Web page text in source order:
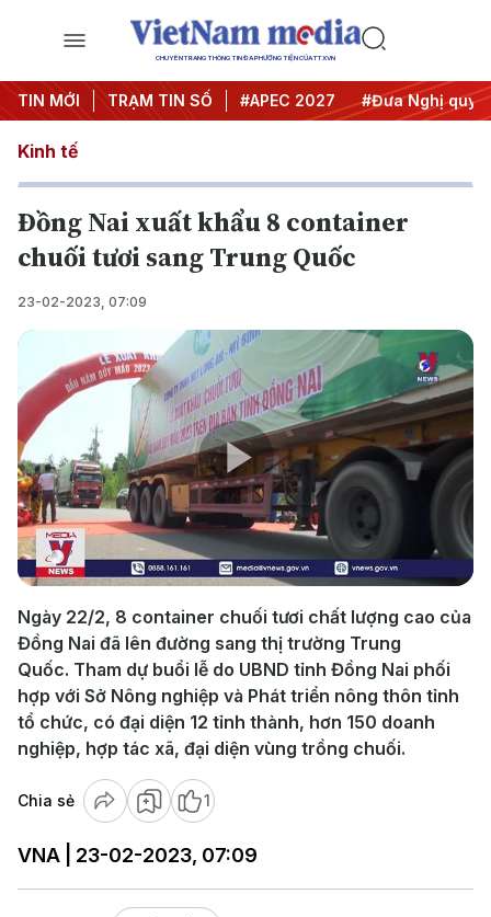
CHUYÊN TRANG THÔNG TIN ĐA PHƯƠNG TIỆN CỦA TTXVN
TIN MỚI TRẠM TIN SỐ
#Hội nghị Trung ương 3 #APEC 2027 #Đưa Nghị quyết
Kinh tế
Đồng Nai xuất khẩu 8 container
chuối tươi sang Trung Quốc
23-02-2023, 07:09
Play
Video
Ngày 22/2, 8 container chuối tươi chất lượng cao của
Đồng Nai đã lên đường sang thị trường Trung
Quốc. Tham dự buổi lễ do UBND tỉnh Đồng Nai phối
hợp với Sở Nông nghiệp và Phát triển nông thôn tỉnh
tổ chức, có đại diện 12 tỉnh thành, hơn 150 doanh
nghiệp, hợp tác xã, đại diện vùng trồng chuối.
Chia sẻ 1
VNA | 23-02-2023, 07:09